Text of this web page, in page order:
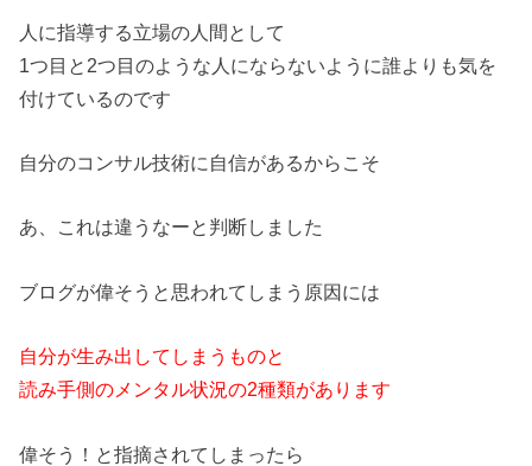
人に指導する立場の人間として
1つ目と2つ目のような人にならないように誰よりも気を
付けているのです
自分のコンサル技術に自信があるからこそ
あ、これは違うなーと判断しました
ブログが偉そうと思われてしまう原因には
自分が生み出してしまうものと
読み手側のメンタル状況の2種類があります
偉そう！と指摘されてしまったら